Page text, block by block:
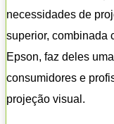
necessidades de
superior, combinada
Epson, faz deles
consumidores e
projeção visual.